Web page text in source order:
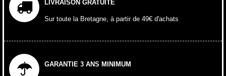
LIVRAISON GRATUITE
Sur toute la Bretagne, à partir de 49€ d'achats
GARANTIE 3 ANS MINIMUM